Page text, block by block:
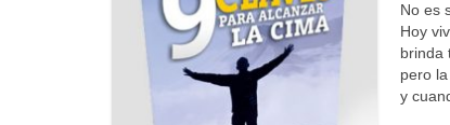
No es
Hoy
brinda
pero
y